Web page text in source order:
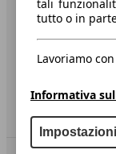
Servizi
Area rivenditori
tali
tutto o in
Lavoriamo
Informativa